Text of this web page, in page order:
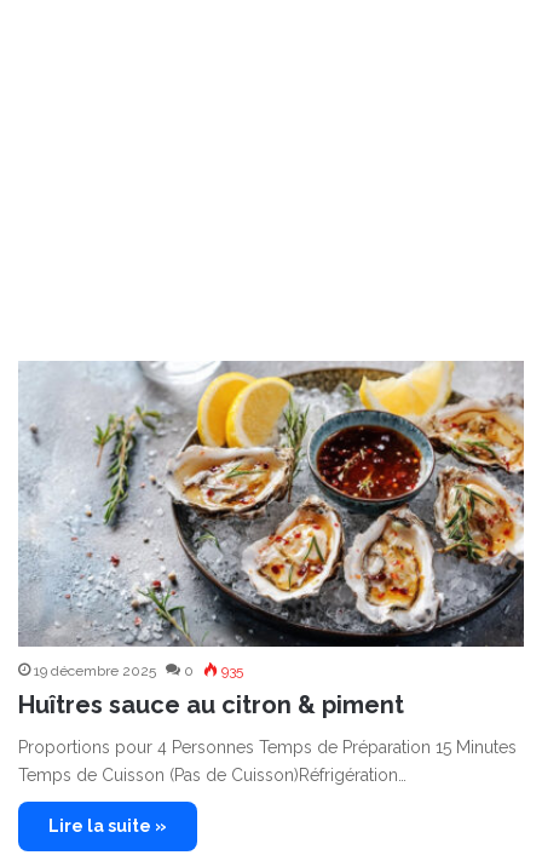
19 décembre 2025 0 935
Huîtres sauce au citron & piment
Proportions pour 4 Personnes Temps de Préparation 15 Minutes
Temps de Cuisson (Pas de Cuisson)Réfrigération…
Lire la suite »